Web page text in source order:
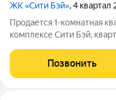
ЖК «Сити Бэй», 4 квартал
Продается 1-комнатная
комплексе Сити Бэй,
пять Клубных домов на
набережной Реки Москвы.
Позвонить